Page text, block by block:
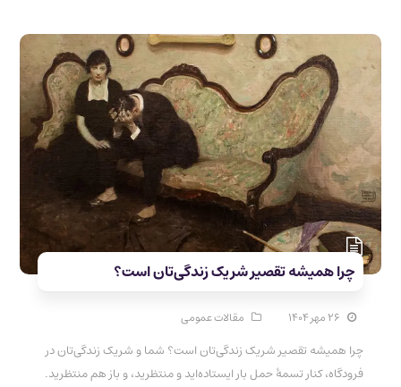
چرا همیشه تقصیر شریک زندگی‌تان است؟
۲۶ مهر ۱۴۰۴ مقالات عمومی
چرا همیشه تقصیر شریک زندگی‌تان است؟ شما و شریک زندگی‌تان در
فرودگاه، کنار تسمهٔ حمل بار ایستاده‌اید و منتظرید، و باز هم منتظرید.